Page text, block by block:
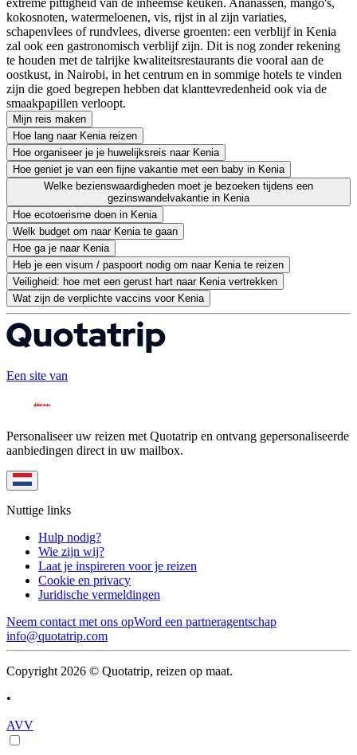
kokosnoten, watermeloenen, vis, rijst in al zijn variaties,
schapenvlees of rundvlees, diverse groenten: een verblijf in Kenia
zal ook een gastronomisch verblijf zijn. Dit is nog zonder rekening
te houden met de talrijke kwaliteitsrestaurants die vooral aan de
oostkust, in Nairobi, in het centrum en in sommige hotels te vinden
zijn die goed begrepen hebben dat klanttevredenheid ook via de
smaakpapillen verloopt.
Mijn reis maken
Hoe lang naar Kenia reizen
Hoe organiseer je je huwelijksreis naar Kenia
Hoe geniet je van een fijne vakantie met een baby in Kenia
Welke bezienswaardigheden moet je bezoeken tijdens een
gezinswandelvakantie in Kenia
Hoe ecotoerisme doen in Kenia
Welk budget om naar Kenia te gaan
Hoe ga je naar Kenia
Heb je een visum / paspoort nodig om naar Kenia te reizen
Veiligheid: hoe met een gerust hart naar Kenia vertrekken
Wat zijn de verplichte vaccins voor Kenia
Een site van
Personaliseer uw reizen met Quotatrip en ontvang gepersonaliseerde
aanbiedingen direct in uw mailbox.
Nuttige links
Hulp nodig?
Wie zijn wij?
Laat je inspireren voor je reizen
Cookie en privacy
Juridische vermeldingen
Neem contact met ons opWord een partneragentschap
info@quotatrip.com
Copyright 2026 © Quotatrip, reizen op maat.
•
AVV